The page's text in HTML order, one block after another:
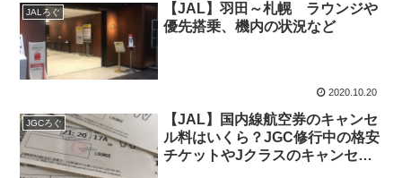
JALろぐ
【JAL】羽田～札幌 ラウンジや
優先搭乗、機内の状況など
2020.10.20
JGCろぐ
【JAL】国内線航空券のキャンセ
ル料はいくら？JGC修行中の格安
チケットやJクラスのキャンセル